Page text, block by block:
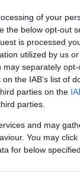
of your
the below opt-out
is processed
utilized by us
may separately
the IAB’s list of
parties on the
parties.
and may
You may
for below
do Fado
egyaránt.
Aquela Rua
Az
em Lisboa
CD-je
viselő